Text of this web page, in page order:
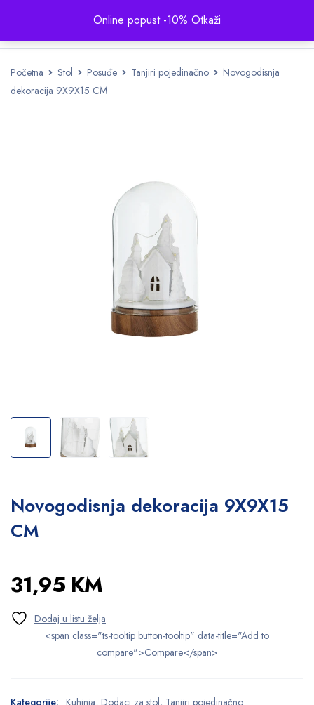
Online popust -10% Otkaži
Početna Stol Posuđe Tanjiri pojedinačno
Novogodisnja
dekoracija 9X9X15 CM
Novogodisnja dekoracija 9X9X15
CM
31,95 KM
<span class="ts-tooltip button-tooltip" data-title="Add to
compare">Compare</span>
Kategorije: Kuhinja, Dodaci za stol, Tanjiri pojedinačno